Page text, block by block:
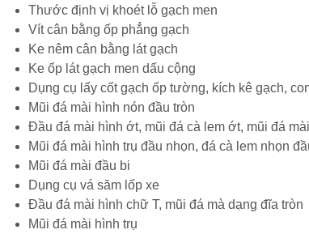
Thước định vị khoét lỗ gạch men
Vít cân bằng ốp phẳng gạch
Ke nêm cân bằng lát gạch
Ke ốp lát gạch men dấu cộng
Dụng cụ lấy cốt gạch ốp tường, kích kê gạch,
Mũi đá mài hình nón đầu tròn
Đầu đá mài hình ớt, mũi đá cà lem ớt, mũi đá
Mũi đá mài hình trụ đầu nhọn, đá cà lem nhọn
Mũi đá mài đầu bi
Dụng cụ vá săm lốp xe
Đầu đá mài hình chữ T, mũi đá mà dạng đĩa tròn
Mũi đá mài hình trụ